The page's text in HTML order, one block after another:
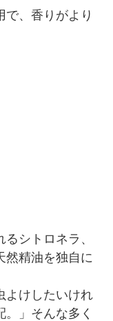
、香りがより
シトロネラ、
然精油を独自に
よけしたいけれ
」そんな多く